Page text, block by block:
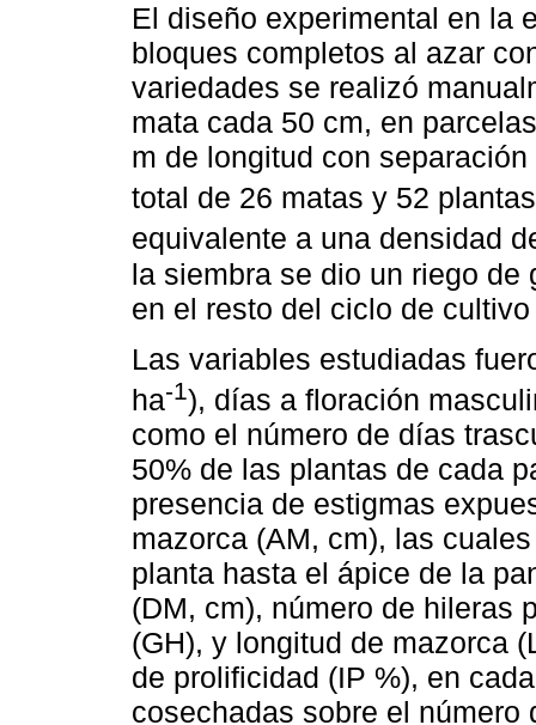
El diseño experimental en la
bloques completos al azar
variedades se realizó
mata cada 50 cm, en
m de longitud con
total de 26 matas y 52
equivalente a una densidad
la siembra se dio un riego
en el resto del ciclo de
Las variables estudiadas
ha-1), días a floración
como el número de días
50% de las plantas de cada
presencia de estigmas
mazorca (AM, cm), las
planta hasta el ápice de la
(DM, cm), número de hileras
(GH), y longitud de mazorca
de prolificidad (IP %), en
cosechadas sobre el número